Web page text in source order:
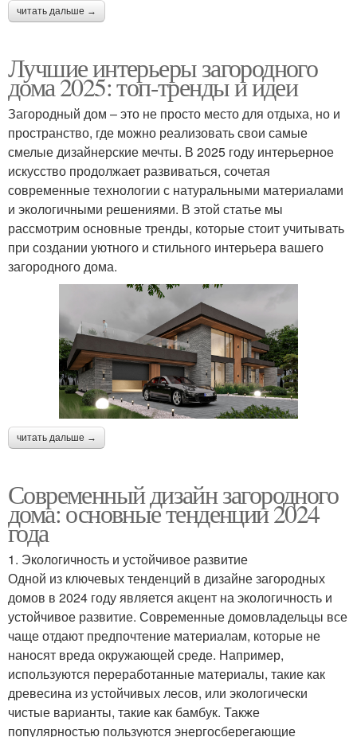
читать дальше →
Лучшие интерьеры загородного
дома 2025: топ-тренды и идеи
Загородный дом – это не просто место для отдыха, но и
пространство, где можно реализовать свои самые
смелые дизайнерские мечты. В 2025 году интерьерное
искусство продолжает развиваться, сочетая
современные технологии с натуральными материалами
и экологичными решениями. В этой статье мы
рассмотрим основные тренды, которые стоит учитывать
при создании уютного и стильного интерьера вашего
загородного дома.
читать дальше →
Современный дизайн загородного
дома: основные тенденции 2024
года
1. Экологичность и устойчивое развитие
Одной из ключевых тенденций в дизайне загородных
домов в 2024 году является акцент на экологичность и
устойчивое развитие. Современные домовладельцы все
чаще отдают предпочтение материалам, которые не
наносят вреда окружающей среде. Например,
используются переработанные материалы, такие как
древесина из устойчивых лесов, или экологически
чистые варианты, такие как бамбук. Также
популярностью пользуются энергосберегающие